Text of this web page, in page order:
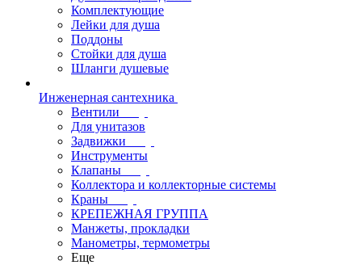
Комплектующие
Лейки для душа
Поддоны
Стойки для душа
Шланги душевые
Инженерная сантехника
Вентили
Для унитазов
Задвижки
Инструменты
Клапаны
Коллектора и коллекторные системы
Краны
КРЕПЕЖНАЯ ГРУППА
Манжеты, прокладки
Манометры, термометры
Еще